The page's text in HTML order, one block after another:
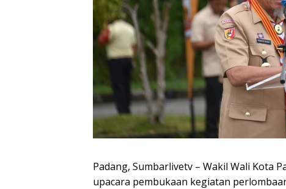
Padang, Sumbarlivetv – Wakil Wali Kota
upacara pembukaan kegiatan